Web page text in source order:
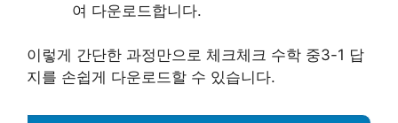
여 다운로드합니다.
이렇게 간단한 과정만으로 체크체크 수학 중3-1 답
지를 손쉽게 다운로드할 수 있습니다.